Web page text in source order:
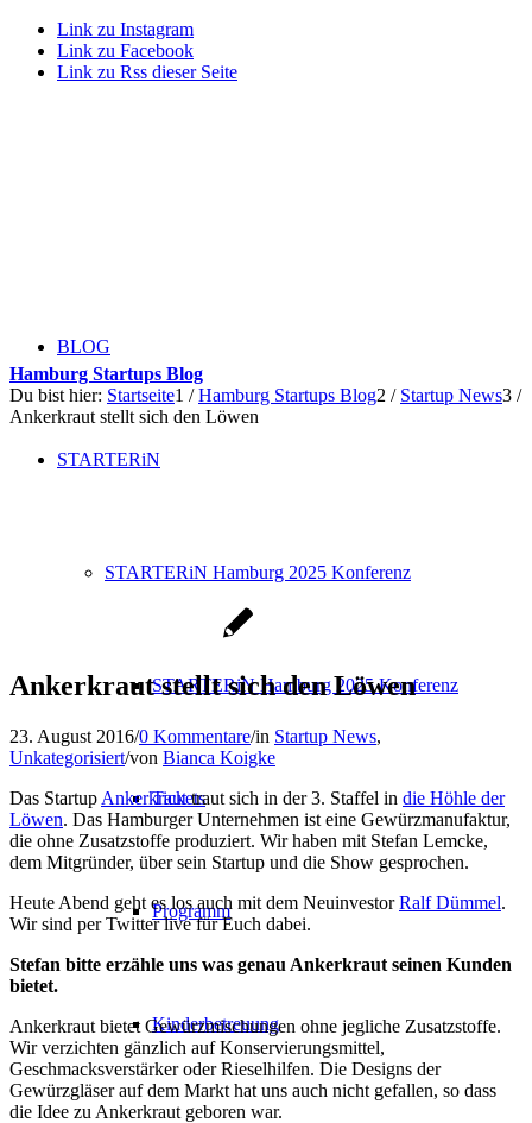
Link zu Instagram
Link zu Facebook
Link zu Rss dieser Seite
BLOG
STARTERiN
STARTERiN Hamburg 2025 Konferenz
STARTERiN Hamburg 2025 Konferenz
Tickets
Programm
Kinderbetreuung
Hamburg Startups Blog
Du bist hier: Startseite1 / Hamburg Startups Blog2 / Startup News3 /
Ankerkraut stellt sich den Löwen
Ankerkraut stellt sich den Löwen
23. August 2016/0 Kommentare/in Startup News,
Unkategorisiert/von Bianca Koigke
Das Startup Ankerkrauttraut sich in der 3. Staffel in die Höhle der
Löwen. Das Hamburger Unternehmen ist eine Gewürzmanufaktur,
die ohne Zusatzstoffe produziert. Wir haben mit Stefan Lemcke,
dem Mitgründer, über sein Startup und die Show gesprochen.
Heute Abend geht es los auch mit dem NeuinvestorRalf Dümmel.
Wir sind per Twitter live für Euch dabei.
Stefan bitte erzähle uns was genau Ankerkraut seinen Kunden
bietet.
Ankerkraut bietet Gewürzmischungen ohne jegliche Zusatzstoffe.
Wir verzichten gänzlich auf Konservierungsmittel,
Geschmacksverstärker oder Rieselhilfen. Die Designs der
Gewürzgläser auf dem Markt hat uns auch nicht gefallen, so dass
die Idee zu Ankerkraut geboren war.